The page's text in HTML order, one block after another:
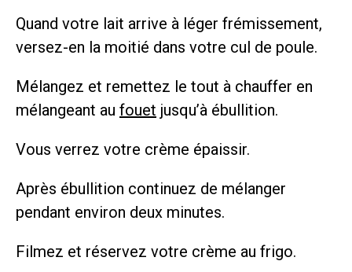
Quand votre lait arrive à léger frémissement,
versez-en la moitié dans votre cul de poule.
Mélangez et remettez le tout à chauffer en
mélangeant au fouet jusqu’à ébullition.
Vous verrez votre crème épaissir.
Après ébullition continuez de mélanger
pendant environ deux minutes.
Filmez et réservez votre crème au frigo.